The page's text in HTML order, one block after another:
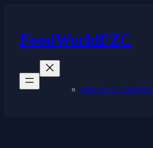
FoodWorldFZC
Welcome to Food